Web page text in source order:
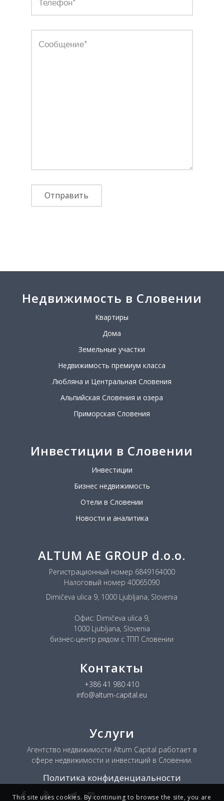
Недвижимость в Словении
Квартиры
Дома
Земельные участки
Недвижимость премиум класса
Любляна и Центральная Словения
Альпийская Словения и озера
Приморская Словения
Инвестиции в Словении
Инвестиции
Бизнес недвижимость
Отели в Словении
Новости и аналитика
ALTUM AE GROUP d.o.o.
Регистрационный номер 6849164000
Налоговый номер 40065090
Dimičeva ulica 9, 1000 Ljubljana, Slovenia
Офис: Dimičeva ulica 9,
1000 Ljubljana, Slovenia
бизнес-центр рядом с ТПП Словении
Контакты
+386 41 980 410
info@altum-capital.eu
Услуги
Агентство недвижимости Altum Capital работает в
сфере недвижимости и инвестиций в Словении.
Политика конфиденциальности
This site uses cookies. By continuing to browse the site, you are